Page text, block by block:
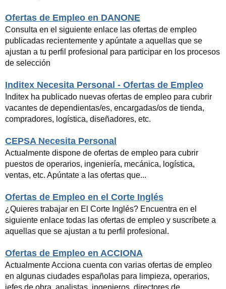
Ofertas de Empleo en DANONE
Consulta en el siguiente enlace las ofertas de empleo
publicadas recientemente y apúntate a aquellas que se
ajustan a tu perfil profesional para participar en los procesos
de selección
Inditex Necesita Personal - Ofertas de Empleo
Inditex ha publicado nuevas ofertas de empleo para cubrir
vacantes de dependientas/es, encargadas/os de tienda,
compradores, logística, diseñadores, etc.
CEPSA Necesita Personal
Actualmente dispone de ofertas de empleo para cubrir
puestos de operarios, ingeniería, mecánica, logística,
ventas, etc. Apúntate a las ofertas que...
Ofertas de Empleo en el Corte Inglés
¿Quieres trabajar en El Corte Inglés? Encuentra en el
siguiente enlace todas las ofertas de empleo y suscríbete a
aquellas que se ajustan a tu perfil profesional.
Ofertas de Empleo en ACCIONA
Actualmente Acciona cuenta con varias ofertas de empleo
en algunas ciudades españolas para limpieza, operarios,
jefes de obra, analistas, ingenieros, directores de